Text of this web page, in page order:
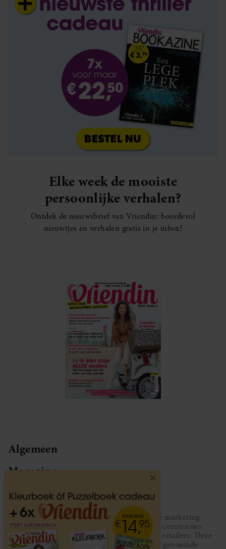
Elke week de mooiste
persoonlijke verhalen?
Ontdek de nieuwsbrief van Vriendin: boordevol
nieuwtjes en verhalen gratis in je inbox!
Algemeen
Magazine
Service
Vriendin participeert in diverse affiliate marketing
programma’s, dat houdt in dat Vriendin commissies
ontvangt voor aankopen middels links van retailers. Deze
website wordt niet gesponsord door de genoemde